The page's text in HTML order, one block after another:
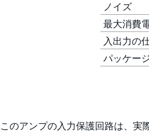
ノイズ
最大消費
入出力の
パッケー
このアンプの入力保護回路は、実